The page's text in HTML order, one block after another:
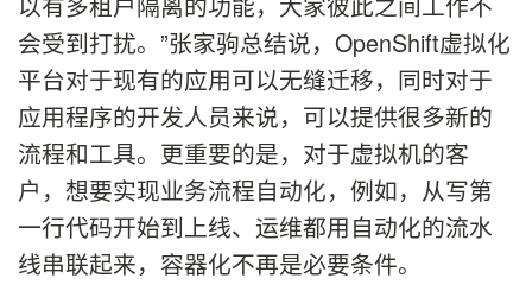
会受到打扰。”张家驹总结说，OpenShift虚拟化
平台对于现有的应用可以无缝迁移，同时对于
应用程序的开发人员来说，可以提供很多新的
流程和工具。更重要的是，对于虚拟机的客
户，想要实现业务流程自动化，例如，从写第
一行代码开始到上线、运维都用自动化的流水
线串联起来，容器化不再是必要条件。